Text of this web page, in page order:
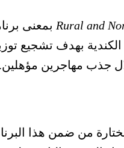
Rural and بمعنى
الكندية بهدف تشجيع
جذب مهاجرين مؤهلين.
من ضمن هذا